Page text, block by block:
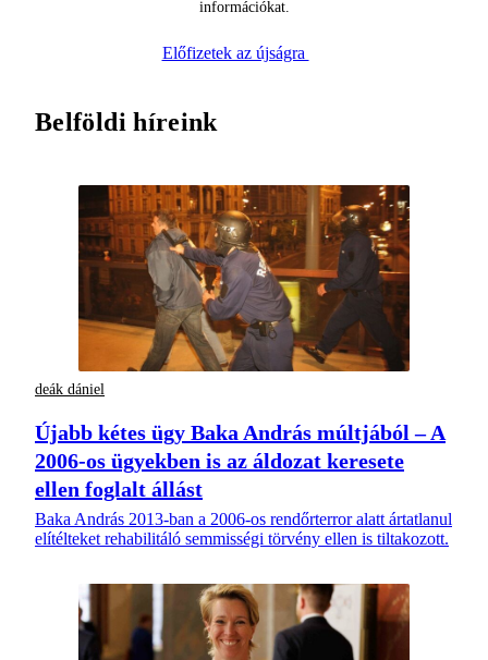
információkat.
Előfizetek az újságra
Belföldi híreink
deák dániel
Újabb kétes ügy Baka András múltjából – A
2006-os ügyekben is az áldozat keresete
ellen foglalt állást
Baka András 2013-ban a 2006-os rendőrterror alatt ártatlanul
elítélteket rehabilitáló semmisségi törvény ellen is tiltakozott.